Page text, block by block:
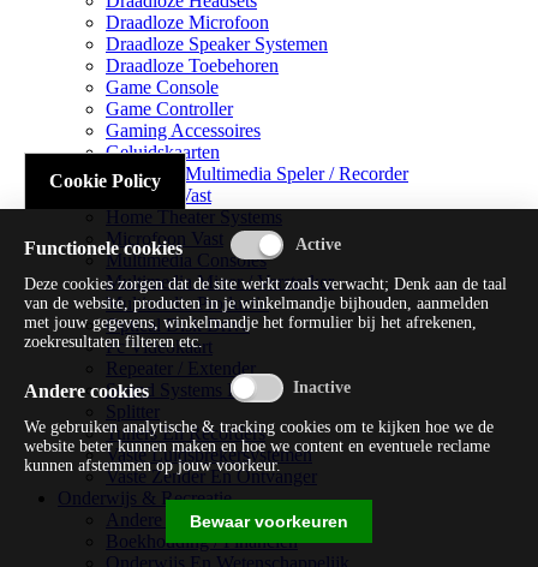
Draadloze Microfoon
Draadloze Speaker Systemen
Draadloze Toebehoren
Game Console
Game Controller
Gaming Accessoires
Geluidskaarten
Handheld Multimedia Speler / Recorder
Headsets Vast
Home Theater Systems
Microfoon Vast
Multimedia Consoles
Multimedia Mixer / Versterker
Multimedia Productie
Optical Disk Drive
Pc Videokaart
Repeater / Extender
Sound Systems Hi-fi
Splitter
Tuners En Recorders
Vaste Luidsprekersystemen
Vaste Zender En Ontvanger
Onderwijs & Recreatie
Andere Beveiligingssoftware
Boekhouding / Financiën
Cookie Policy
Functionele cookies
Deze cookies zorgen dat de site werkt zoals verwacht; Denk aan de taal
van de website, producten in je winkelmandje bijhouden, aanmelden
met jouw gegevens, winkelmandje het formulier bij het afrekenen,
zoekresultaten filteren etc.
Andere cookies
We gebruiken analytische & tracking cookies om te kijken hoe we de
website beter kunnen maken en hoe we content en eventuele reclame
kunnen afstemmen op jouw voorkeur.
Bewaar voorkeuren